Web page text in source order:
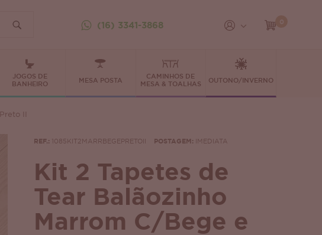
(16) 3341-3868
JOGOS DE
BANHEIRO
MESA POSTA
CAMINHOS DE
MESA & TOALHAS
OUTONO/INVERNO
II
REF.: 1085KIT2MARRBEGEPRETOII POSTAGEM: IMEDIATA
Kit 2 Tapetes de
Tear Balãozinho
Marrom C/Bege e